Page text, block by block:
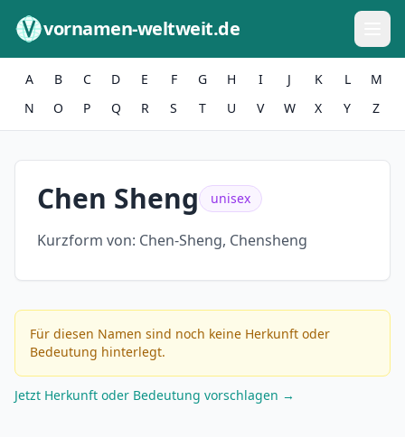
vornamen-weltweit.de
A B C D E F G H I J K L
M
N
O P Q R S T U V W X Y Z
Chen Sheng unisex
Kurzform von: Chen-Sheng, Chensheng
Für diesen Namen sind noch keine Herkunft oder
Bedeutung hinterlegt.
Jetzt Herkunft oder Bedeutung vorschlagen →